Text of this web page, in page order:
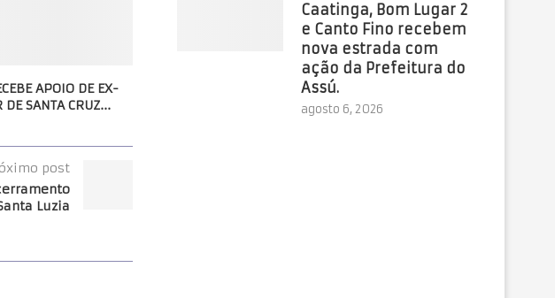
APOIO DE EX-
DE SANTA CRUZ...
post
Luzia
Caatinga, Bom Lugar 2
e Canto Fino recebem
nova estrada com
ação da Prefeitura do
Assú.
agosto 6, 2026